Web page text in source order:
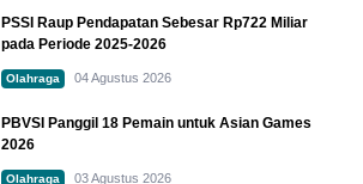
PSSI Raup Pendapatan Sebesar Rp722 Miliar
pada Periode 2025-2026
Olahraga 04 Agustus 2026
PBVSI Panggil 18 Pemain untuk Asian Games
2026
Olahraga 03 Agustus 2026